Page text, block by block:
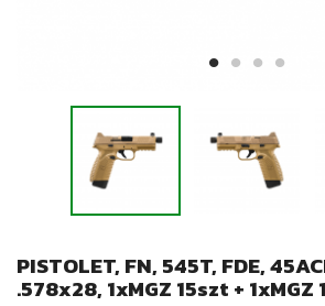
PISTOLET, FN, 545T, FDE,
.578x28, 1xMGZ 15szt + 1xMGZ